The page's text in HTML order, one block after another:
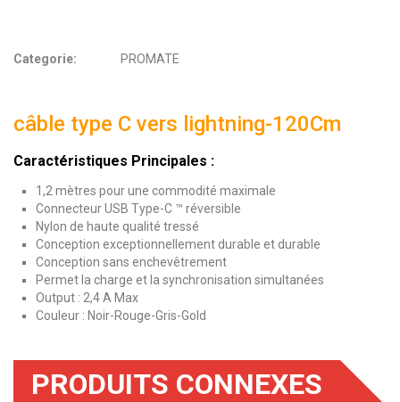
Categorie: PROMATE
câble type C vers lightning-120Cm
Caractéristiques Principales :
1,2 mètres pour une commodité maximale
Connecteur USB Type-C ™ réversible
Nylon de haute qualité tressé
Conception exceptionnellement durable et durable
Conception sans enchevêtrement
Permet la charge et la synchronisation simultanées
Output : 2,4 A Max
Couleur : Noir-Rouge-Gris-Gold
PRODUITS CONNEXES